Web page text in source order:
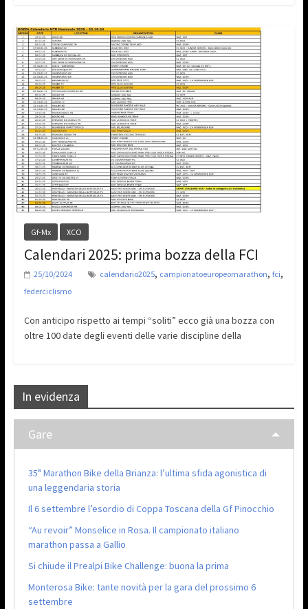
Gf-Mx XCO
Calendari 2025: prima bozza della FCI
25/10/2024 calendario2025, campionatoeuropeomarathon, fci,
federciclismo
Con anticipo rispetto ai tempi “soliti” ecco già una bozza con
oltre 100 date degli eventi delle varie discipline della
In evidenza
Gare
35ª Marathon Bike della Brianza: l’ultima sfida agonistica di
una leggendaria storia
Il 6 settembre l’esordio di Coppa Toscana della Gf Pinocchio
“Au revoir” Monselice in Rosa. Il campionato italiano
marathon passa a Gallio
Si chiude il Prealpi Bike Challenge: buona la prima
Monterosa Bike: tante novità per la gara del prossimo 6
settembre